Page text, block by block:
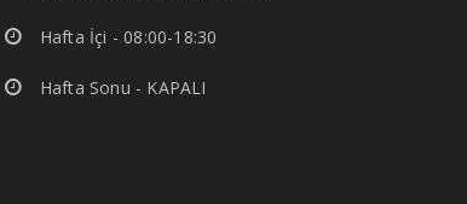
Hafta İçi - 08:00-18:30
Hafta Sonu - KAPALI